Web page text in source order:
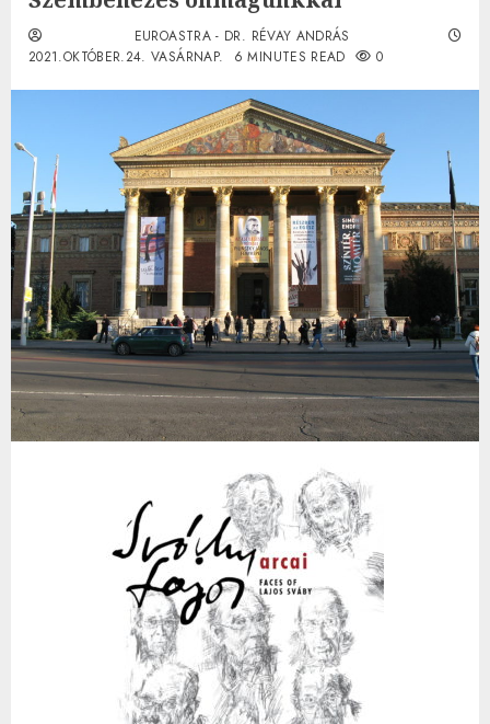
EUROASTRA - DR. RÉVAY ANDRÁS
2021.OKTÓBER.24. VASÁRNAP.
6 MINUTES READ 0